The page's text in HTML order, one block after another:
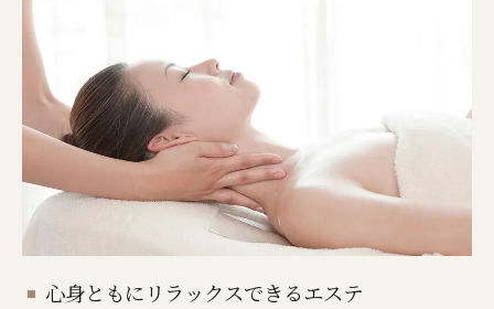
心身ともにリラックスできるエステ